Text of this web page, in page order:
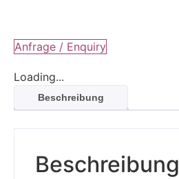
Anfrage / Enquiry
Loading...
Beschreibung
Beschreibung